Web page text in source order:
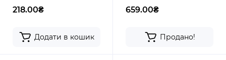
218.00₴
Додати в кошик
659.00₴
Продано!